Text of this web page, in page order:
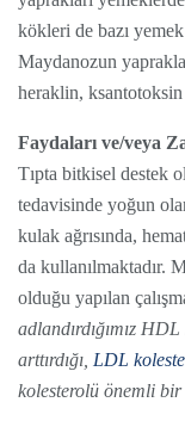
kökleri de bazı
Maydanozun
heraklin,
Faydaları ve/veya
Tıpta bitkisel destek
tedavisinde yoğun
kulak ağrısında,
da kullanılmaktadır.
olduğu yapılan
adlandırdığımız
arttırdığı, LDL
kolesterolü önemli bir